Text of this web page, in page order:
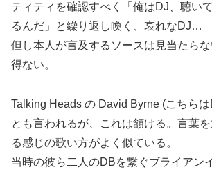
ティティを確認すべく「俺はDJ、聴い
るんだ」と繰り返し喚く、哀れなDJ…
但し本人が言及するソースは見当たら
得ない。
Talking Heads の David Byrne (こちら
とも言われるが、これは頷ける。言葉
る感じの歌い方がよく似ている。
当時の彼ら二人のDBを繋ぐブライアン